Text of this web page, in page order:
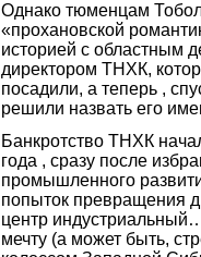
Однако тюменцам
«прохановской
историей с областным
директором ТНХК,
посадили, а теперь ,
решили назвать его
Банкротство ТНХК
года , сразу после
промышленного
попыток превращения
центр
мечту (а может быть,